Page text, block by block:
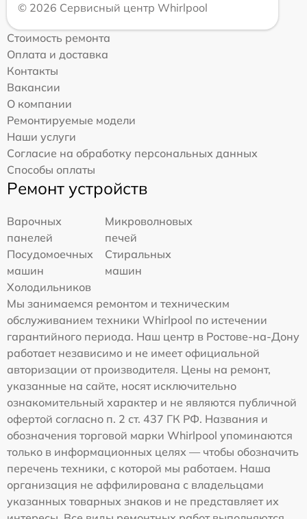
© 2026 Сервисный центр Whirlpool
Стоимость ремонта
Оплата и доставка
Контакты
Вакансии
О компании
Ремонтируемые модели
Наши услуги
Согласие на обработку персональных данных
Способы оплаты
Ремонт устройств
Варочных
панелей
Микроволновых
печей
Посудомоечных
машин
Стиральных
машин
Холодильников
Мы занимаемся ремонтом и техническим
обслуживанием техники Whirlpool по истечении
гарантийного периода. Наш центр в Ростове-на-Дону
работает независимо и не имеет официальной
авторизации от производителя. Цены на ремонт,
указанные на сайте, носят исключительно
ознакомительный характер и не являются публичной
офертой согласно п. 2 ст. 437 ГК РФ. Названия и
обозначения торговой марки Whirlpool упоминаются
только в информационных целях — чтобы обозначить
перечень техники, с которой мы работаем. Наша
организация не аффилирована с владельцами
указанных товарных знаков и не представляет их